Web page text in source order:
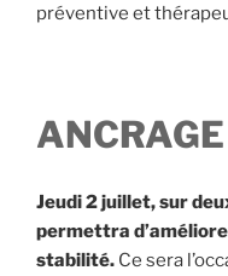
préventive et
Jeudi 2 juillet, sur
permettra
stabilité. Ce sera